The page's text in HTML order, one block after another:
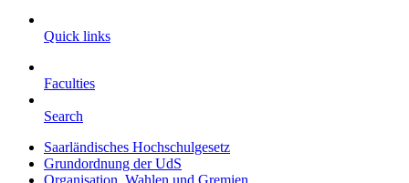
Quick links
Faculties
Search
Saarländisches Hochschulgesetz
Grundordnung der UdS
Organisation, Wahlen und Gremien